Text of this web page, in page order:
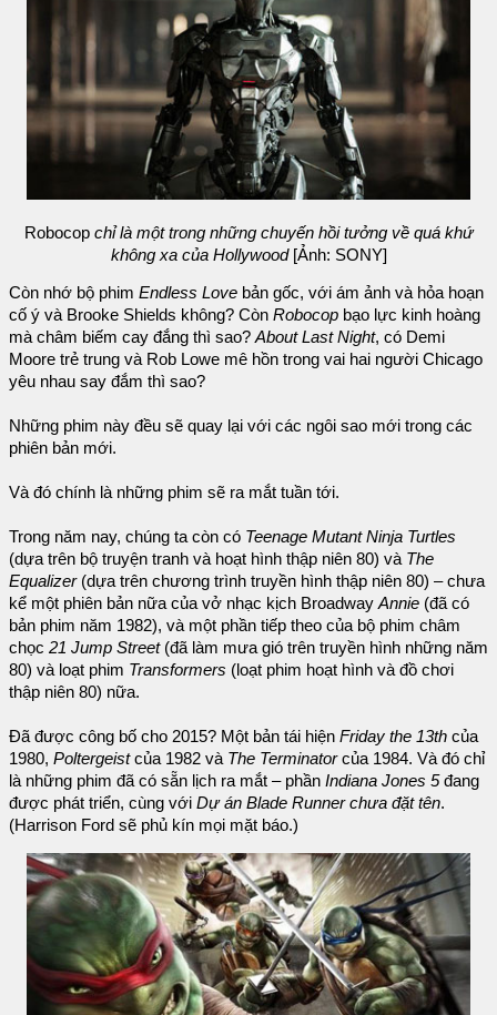
Robocopchỉ là một trong những chuyến hồi tưởng về quá khứ
không xa của Hollywood[Ảnh: SONY]
Còn nhớ bộ phim Endless Love bản gốc, với ám ảnh và hỏa hoạn
cố ý và Brooke Shields không? Còn Robocop bạo lực kinh hoàng
mà châm biếm cay đắng thì sao?About Last Night, có Demi
Moore trẻ trung và Rob Lowe mê hồn trong vai hai người Chicago
yêu nhau say đắm thì sao?
Những phim này đều sẽ quay lại với các ngôi sao mới trong các
phiên bản mới.
Và đó chính là những phim sẽ ra mắt tuần tới.
Trong năm nay, chúng ta còn có Teenage Mutant Ninja Turtles
(dựa trên bộ truyện tranh và hoạt hình thập niên 80) và The
Equalizer(dựa trên chương trình truyền hình thập niên 80) – chưa
kể một phiên bản nữa của vở nhạc kịch BroadwayAnnie (đã có
bản phim năm 1982), và một phần tiếp theo của bộ phim châm
chọc 21 Jump Street(đã làm mưa gió trên truyền hình những năm
80) và loạt phim Transformers (loạt phim hoạt hình và đồ chơi
thập niên 80) nữa.
Đã được công bố cho 2015? Một bản tái hiện Friday the 13th của
1980, Poltergeistcủa 1982 và The Terminatorcủa 1984. Và đó chỉ
là những phim đã có sẵn lịch ra mắt – phần Indiana Jones 5đang
được phát triển, cùng với Dự án Blade Runner chưa đặt tên.
(Harrison Ford sẽ phủ kín mọi mặt báo.)